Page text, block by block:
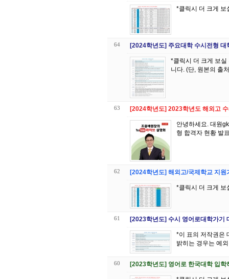
*클릭시 더 크게 보
64 [2024학년도] 주요대학 수시전형 대
*클릭시 더 크게 보실 수 있습니다 *이 표의 저작권은 대원 GK글로벌에듀
니다. (단, 원본의 출
63 [2024학년도] 2023학년도 해외고
안녕하세요. 대원
형 합격자 현황 발
62 [2024학년도] 해외고/국제학교 지
*클릭시 더 크게 보
61 [2023학년도] 수시 영어로대학가기
*이 표의 저작권은
밝히는 경우는 예
60 [2023학년도] 영어로 한국대학 입학